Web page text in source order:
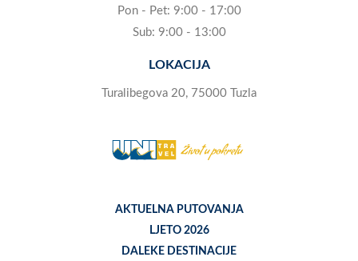
Pon - Pet: 9:00 - 17:00
Sub: 9:00 - 13:00
LOKACIJA
Turalibegova 20, 75000 Tuzla
AKTUELNA PUTOVANJA
LJETO 2026
DALEKE DESTINACIJE